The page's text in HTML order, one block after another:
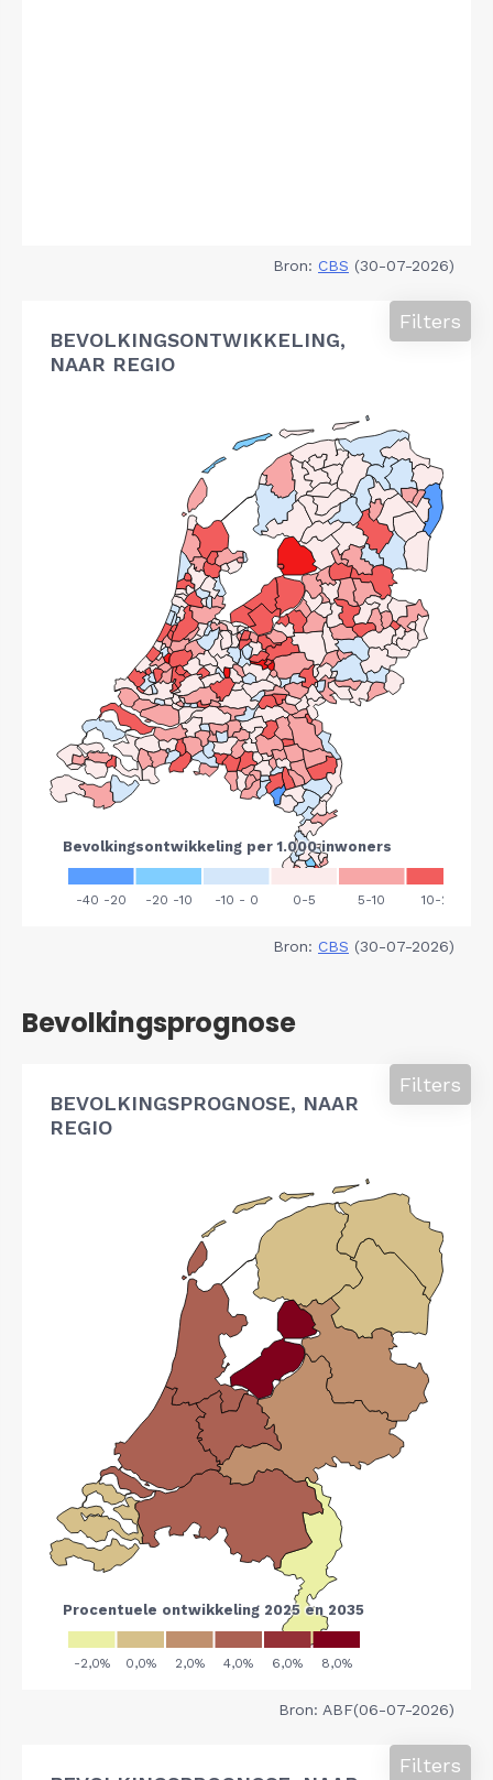
Bron: CBS (30-07-2026)
BEVOLKINGSONTWIKKELING,
NAAR REGIO
Filters
Bron: CBS (30-07-2026)
Bevolkingsprognose
BEVOLKINGSPROGNOSE, NAAR
REGIO
Filters
Bron: ABF(06-07-2026)
Filters